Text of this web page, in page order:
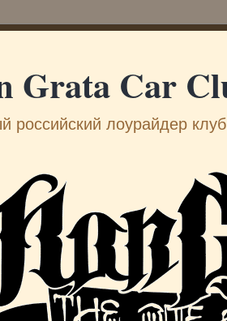
Grata Car
российский лоурайдер